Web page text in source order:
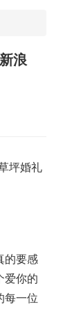
浪
坪婚礼
要感
爱你的
每一位